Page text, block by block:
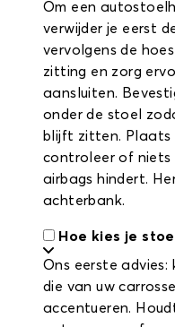
Om een
verwijder je eerst
vervolgens de
zitting en zorg
aansluiten.
onder de stoel
blijft zitten. Plaats
controleer of niets
airbags hindert.
achterbank.
Hoe kies je
Ons eerste advies:
die van uw
accentueren.